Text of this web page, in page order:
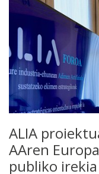
ALIA
AAren
publiko